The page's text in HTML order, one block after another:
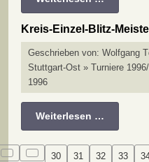
Kreis-Einzel-Blitz-
Geschrieben von: Wolfgang
Stuttgart-Ost » Turniere
1996
Weiterlesen …
30 31 32 33